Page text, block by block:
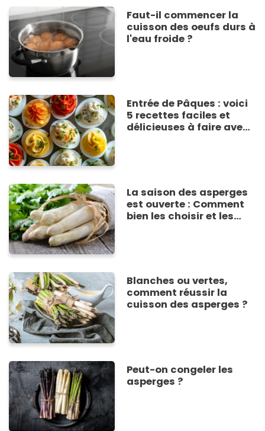
Faut-il commencer la
cuisson des oeufs durs à
l'eau froide ?
Entrée de Pâques : voici
5 recettes faciles et
délicieuses à faire avec
La saison des asperges
est ouverte : Comment
bien les choisir et les
Blanches ou vertes,
comment réussir la
cuisson des asperges ?
Peut-on congeler les
asperges ?